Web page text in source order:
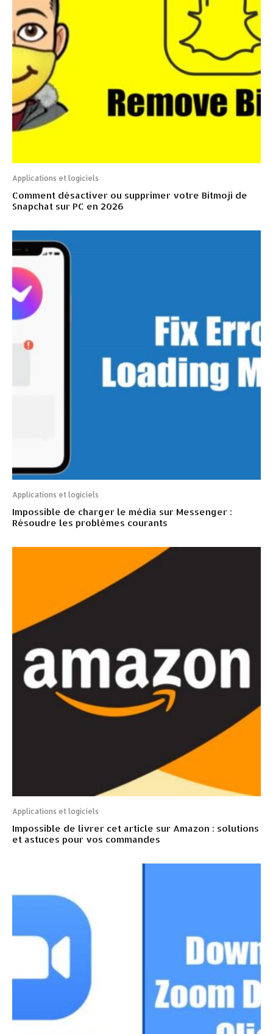
Applications et logiciels
Comment désactiver ou supprimer votre Bitmoji de
Snapchat sur PC en 2026
Applications et logiciels
Impossible de charger le média sur Messenger :
Résoudre les problèmes courants
Applications et logiciels
Impossible de livrer cet article sur Amazon : solutions
et astuces pour vos commandes